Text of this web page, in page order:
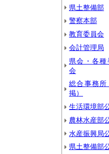
県土整備部
警察本部
教育委員会
会計管理局
県会・各種
会
総合事務所
掲）
生活環境部
農林水産部
水産振興局
県土整備部